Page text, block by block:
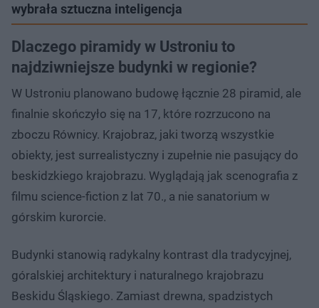
wybrała sztuczna inteligencja
Dlaczego piramidy w Ustroniu to
najdziwniejsze budynki w regionie?
W Ustroniu planowano budowę łącznie 28 piramid, ale
finalnie skończyło się na 17, które rozrzucono na
zboczu Równicy. Krajobraz, jaki tworzą wszystkie
obiekty, jest surrealistyczny i zupełnie nie pasujący do
beskidzkiego krajobrazu. Wyglądają jak scenografia z
filmu science-fiction z lat 70., a nie sanatorium w
górskim kurorcie.
Budynki stanowią radykalny kontrast dla tradycyjnej,
góralskiej architektury i naturalnego krajobrazu
Beskidu Śląskiego. Zamiast drewna, spadzistych